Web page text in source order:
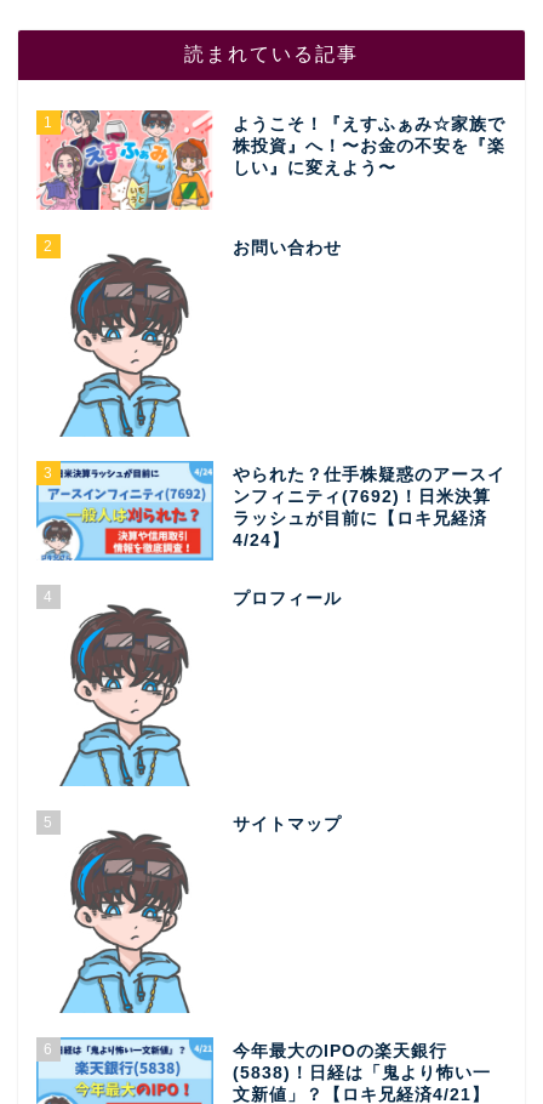
読まれている記事
1
ようこそ！『えすふぁみ☆家族で
株投資』へ！〜お金の不安を『楽
しい』に変えよう〜
2 お問い合わせ
3
やられた？仕手株疑惑のアースイ
ンフィニティ(7692)！日米決算
ラッシュが目前に【ロキ兄経済
4/24】
4 プロフィール
5 サイトマップ
6
今年最大のIPOの楽天銀行
(5838)！日経は「鬼より怖い一
文新値」？【ロキ兄経済4/21】